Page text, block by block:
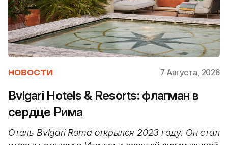
НОВОСТИ 7 Августа, 2026
Bvlgari Hotels & Resorts: флагман в
сердце Рима
Отель Bvlgari Roma открылся 2023 году. Он стал